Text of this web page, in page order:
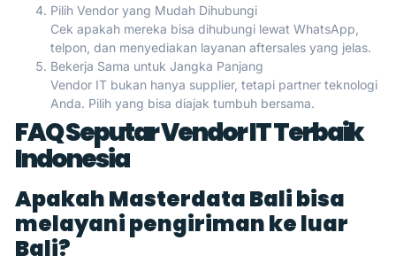
Pilih Vendor yang Mudah Dihubungi
Cek apakah mereka bisa dihubungi lewat WhatsApp,
telpon, dan menyediakan layanan aftersales yang jelas.
Bekerja Sama untuk Jangka Panjang
Vendor IT bukan hanya supplier, tetapi partner teknologi
Anda. Pilih yang bisa diajak tumbuh bersama.
FAQ Seputar Vendor IT Terbaik
Indonesia
Apakah Masterdata Bali bisa
melayani pengiriman ke luar
Bali?